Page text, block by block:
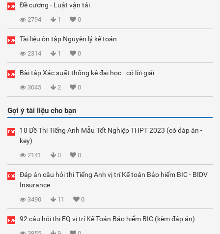
Đề cương - Luật vận tải
2794 1 0
Tài liệu ôn tập Nguyên lý kế toán
2314 1 0
Bài tập Xác suất thống kê đại học - có lời giải
3045 2 0
Gợi ý tài liệu cho bạn
10 Đề Thi Tiếng Anh Mẫu Tốt Nghiệp THPT 2023 (có đáp án -
key)
2141 0 0
Đáp án câu hỏi thi Tiếng Anh vị trí Kế toán Bảo hiểm BIC - BIDV
Insurance
3490 11 0
92 câu hỏi thi EQ vị trí Kế Toán Bảo hiểm BIC (kèm đáp án)